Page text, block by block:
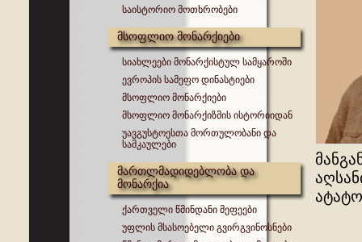
საისტორიო მოთხრობები
მსოფლიო მონარქიები
სიახლეები მონარქისტულ სამყაროში
ევროპის სამეფო დინასტიები
მსოფლიო მონარქიები
მსოფლიო მონარქიზმის ისტორიიდან
უავგუსტოესთა მორთულობანი და
სამკაულები
მართლმადიდებლობა და
მონარქია
ქართველი წმინდანი მეფეები
უფლის მსასოებელი გვირგვინოსნები